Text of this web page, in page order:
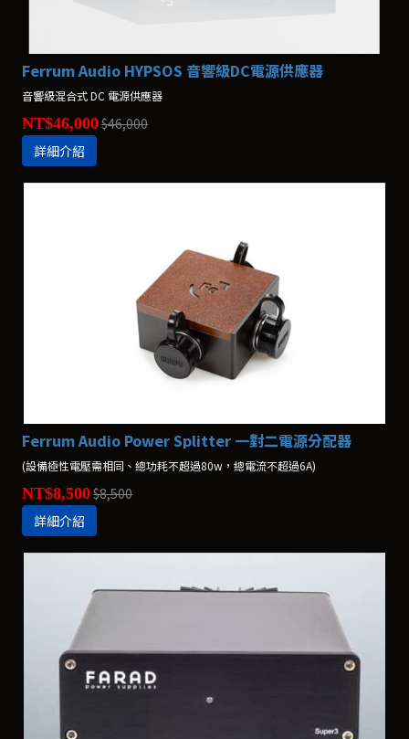
Ferrum Audio HYPSOS 音響級DC電源供應器
音響級混合式 DC 電源供應器
NT$46,000$46,000
詳細介紹
Ferrum Audio Power Splitter 一對二電源分配器
(設備極性電壓需相同、總功耗不超過80w，總電流不超過6A)
NT$8,500$8,500
詳細介紹